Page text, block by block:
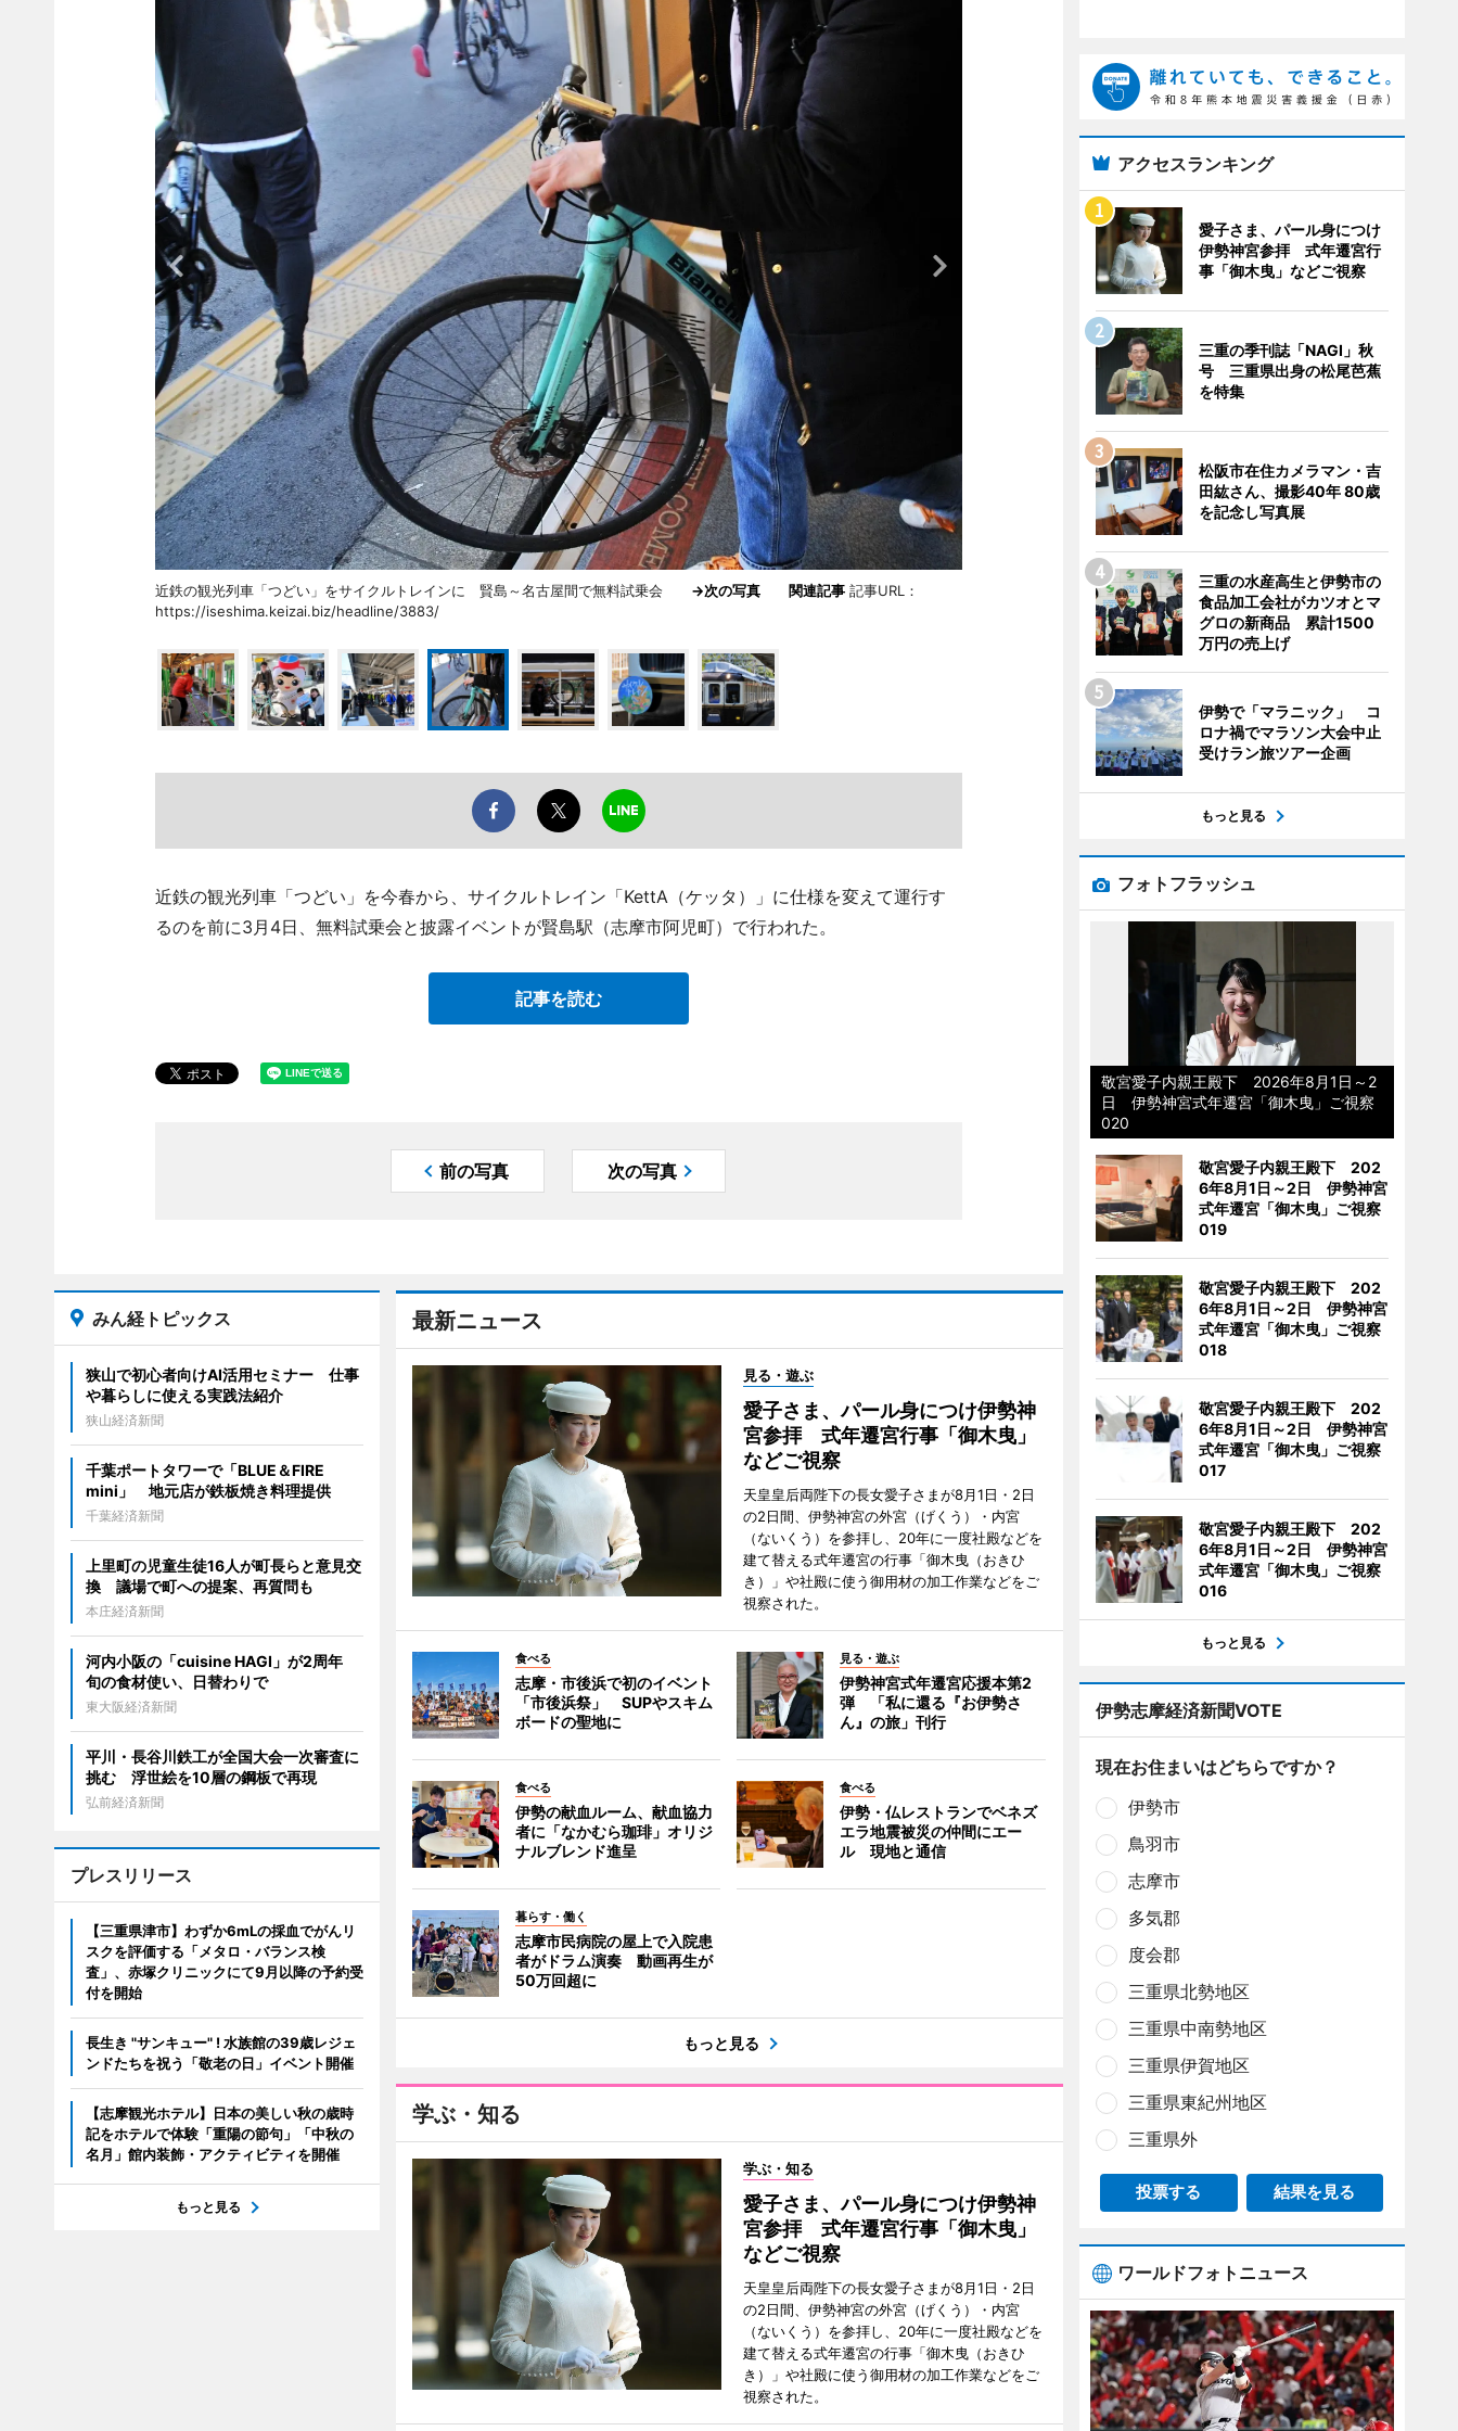
近鉄の観光列車「つどい」をサイクルトレインに 賢島～名古屋間で無料試乗会 →次の写真 関連記事記事URL：
https://iseshima.keizai.biz/headline/3883/
近鉄の観光列車「つどい」を今春から、サイクルトレイン「KettA（ケッタ）」に仕様を変えて運行す
るのを前に3月4日、無料試乗会と披露イベントが賢島駅（志摩市阿児町）で行われた。
記事を読む
前の写真 次の写真
最新ニュース
見る・遊ぶ
愛子さま、パール身につけ伊勢神
宮参拝 式年遷宮行事「御木曳」
などご視察
天皇皇后両陛下の長女愛子さまが8月1日・2日
の2日間、伊勢神宮の外宮（げくう）・内宮
（ないくう）を参拝し、20年に一度社殿などを
建て替える式年遷宮の行事「御木曳（おきひ
き）」や社殿に使う御用材の加工作業などをご
視察された。
食べる
志摩・市後浜で初のイベント
「市後浜祭」 SUPやスキム
ボードの聖地に
見る・遊ぶ
伊勢神宮式年遷宮応援本第2
弾 「私に還る『お伊勢さ
ん』の旅」刊行
食べる
伊勢の献血ルーム、献血協力
者に「なかむら珈琲」オリジ
ナルブレンド進呈
食べる
伊勢・仏レストランでベネズ
エラ地震被災の仲間にエー
ル 現地と通信
暮らす・働く
志摩市民病院の屋上で入院患
者がドラム演奏 動画再生が
50万回超に
もっと見る
学ぶ・知る
学ぶ・知る
愛子さま、パール身につけ伊勢神
宮参拝 式年遷宮行事「御木曳」
などご視察
天皇皇后両陛下の長女愛子さまが8月1日・2日
の2日間、伊勢神宮の外宮（げくう）・内宮
（ないくう）を参拝し、20年に一度社殿などを
建て替える式年遷宮の行事「御木曳（おきひ
き）」や社殿に使う御用材の加工作業などをご
視察された。
みん経トピックス
狭山で初心者向けAI活用セミナー 仕事
や暮らしに使える実践法紹介
狭山経済新聞
千葉ポートタワーで「BLUE＆FIRE
mini」 地元店が鉄板焼き料理提供
千葉経済新聞
上里町の児童生徒16人が町長らと意見交
換 議場で町への提案、再質問も
本庄経済新聞
河内小阪の「cuisine HAGI」が2周年
旬の食材使い、日替わりで
東大阪経済新聞
平川・長谷川鉄工が全国大会一次審査に
挑む 浮世絵を10層の鋼板で再現
弘前経済新聞
プレスリリース
【三重県津市】わずか6mLの採血でがんリ
スクを評価する「メタロ・バランス検
査」、赤塚クリニックにて9月以降の予約受
付を開始
長生き "サンキュー" ! 水族館の39歳レジェ
ンドたちを祝う「敬老の日」イベント開催
【志摩観光ホテル】日本の美しい秋の歳時
記をホテルで体験「重陽の節句」「中秋の
名月」館内装飾・アクティビティを開催
もっと見る
アクセスランキング
愛子さま、パール身につけ
伊勢神宮参拝 式年遷宮行
事「御木曳」などご視察
三重の季刊誌「NAGI」秋
号 三重県出身の松尾芭蕉
を特集
松阪市在住カメラマン・吉
田紘さん、撮影40年 80歳
を記念し写真展
三重の水産高生と伊勢市の
食品加工会社がカツオとマ
グロの新商品 累計1500
万円の売上げ
伊勢で「マラニック」 コ
ロナ禍でマラソン大会中止
受けラン旅ツアー企画
もっと見る
フォトフラッシュ
敬宮愛子内親王殿下 2026年8月1日～2
日 伊勢神宮式年遷宮「御木曳」ご視察
020
敬宮愛子内親王殿下 202
6年8月1日～2日 伊勢神宮
式年遷宮「御木曳」ご視察
019
敬宮愛子内親王殿下 202
6年8月1日～2日 伊勢神宮
式年遷宮「御木曳」ご視察
018
敬宮愛子内親王殿下 202
6年8月1日～2日 伊勢神宮
式年遷宮「御木曳」ご視察
017
敬宮愛子内親王殿下 202
6年8月1日～2日 伊勢神宮
式年遷宮「御木曳」ご視察
016
もっと見る
伊勢志摩経済新聞VOTE
現在お住まいはどちらですか？
伊勢市
鳥羽市
志摩市
多気郡
度会郡
三重県北勢地区
三重県中南勢地区
三重県伊賀地区
三重県東紀州地区
三重県外
投票する 結果を見る
ワールドフォトニュース